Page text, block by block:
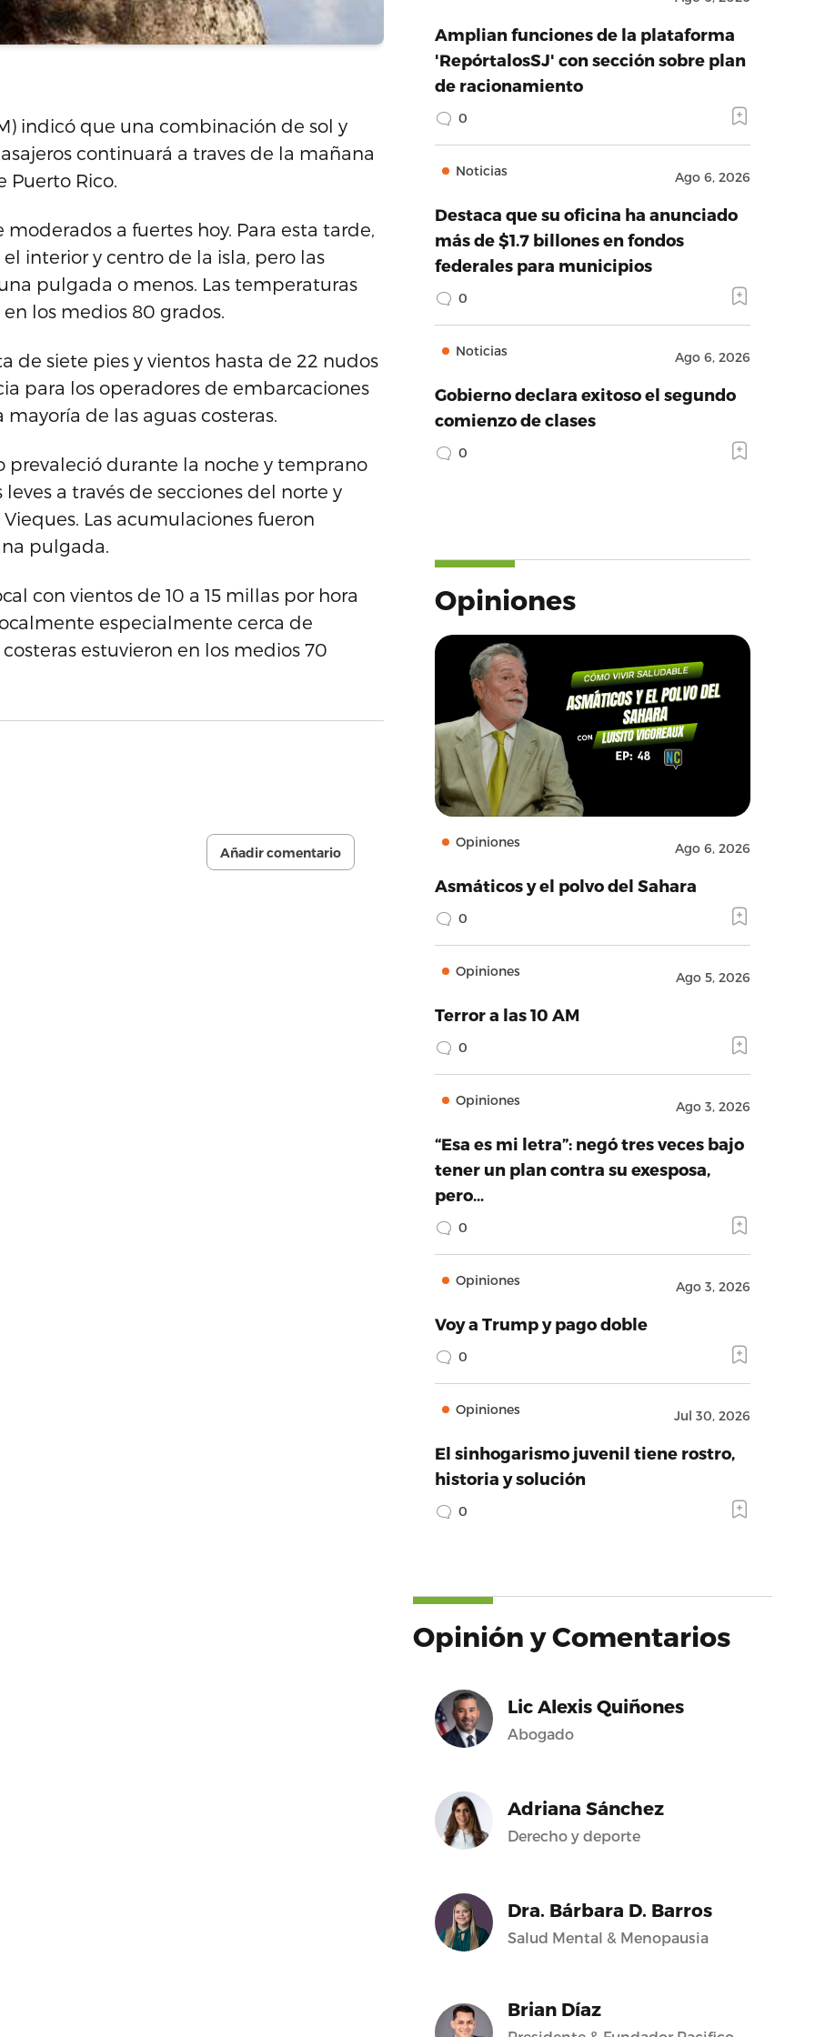
indicó que una combinación de sol y
continuará a traves de la mañana
Puerto Rico.
a fuertes hoy. Para esta tarde,
interior y centro de la isla, pero las
pulgada o menos. Las temperaturas
los medios 80 grados.
de siete pies y vientos hasta de 22 nudos
para los operadores de embarcaciones
de las aguas costeras.
durante la noche y temprano
a través de secciones del norte y
Las acumulaciones fueron
pulgada.
con vientos de 10 a 15 millas por hora
especialmente cerca de
estuvieron en los medios 70
Añadir comentario
Amplian funciones de la plataforma
'RepórtalosSJ' con sección sobre plan
de racionamiento
0
Noticias Ago 6, 2026
Destaca que su oficina ha anunciado
más de $1.7 billones en fondos
federales para municipios
0
Noticias Ago 6, 2026
Gobierno declara exitoso el segundo
comienzo de clases
0
Opiniones
Opiniones Ago 6, 2026
Asmáticos y el polvo del Sahara
0
Opiniones Ago 5, 2026
Terror a las 10 AM
0
Opiniones Ago 3, 2026
“Esa es mi letra”: negó tres veces bajo
tener un plan contra su exesposa,
pero…
0
Opiniones Ago 3, 2026
Voy a Trump y pago doble
0
Opiniones Jul 30, 2026
El sinhogarismo juvenil tiene rostro,
historia y solución
0
Opinión y Comentarios
Lic Alexis Quiñones
Abogado
Adriana Sánchez
Derecho y deporte
Dra. Bárbara D. Barros
Salud Mental & Menopausia
Brian Díaz